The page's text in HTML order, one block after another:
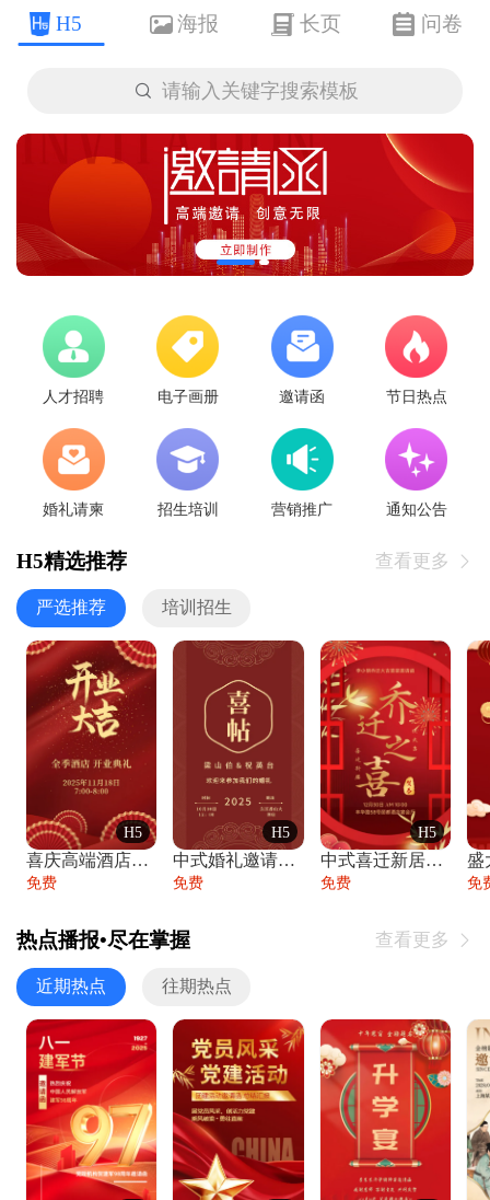
H5 海报 长页 问卷
 请输入关键字搜索模板
人才招聘 电子画册 邀请函 节日热点
婚礼请柬 招生培训 营销推广 通知公告
H5精选推荐 查看更多 
严选推荐 培训招生
H5
喜庆高端酒店开业大吉邀请函
免费
H5
中式婚礼邀请函中国风传统复古婚礼请柬请帖
免费
H5
中式喜迁新居乔迁之喜邀请函宴会请帖
免费 免
热点播报•尽在掌握 查看更多 
近期热点 往期热点